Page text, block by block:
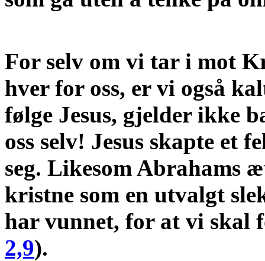
For selv om vi tar i mot
hver for oss, er vi også
følge Jesus, gjelder ikke
oss selv! Jesus skapte et
seg. Likesom Abrahams
kristne som en utvalgt
har vunnet, for at vi skal
2,9).